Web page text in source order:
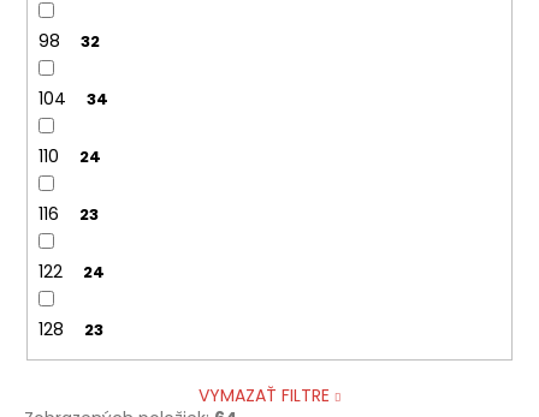
98 32
104 34
110 24
116 23
122 24
128 23
VYMAZAŤ FILTRE